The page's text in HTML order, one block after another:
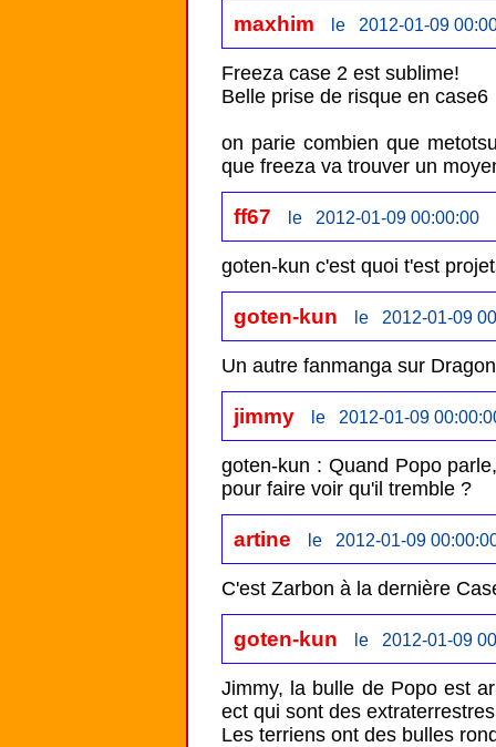
maxhim le 2012-01-09
Freeza case 2 est sublime!
Belle prise de risque en case6
on parie combien que
que freeza va trouver un
ff67 le 2012-01-09 00:00:00
goten-kun c'est quoi t'est
goten-kun le 2012-01-09
Un autre fanmanga sur
jimmy le 2012-01-09
goten-kun : Quand Popo
pour faire voir qu'il tremble ?
artine le 2012-01-09
C'est Zarbon à la dernière
goten-kun le 2012-01-09
Jimmy, la bulle de Popo est
ect qui sont des
Les terriens ont des bulles